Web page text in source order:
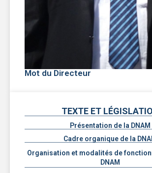
Mot du Directeur
TEXTE ET
Présentation de la DNAM
Cadre organique de la
Organisation et modalités de
DNAM